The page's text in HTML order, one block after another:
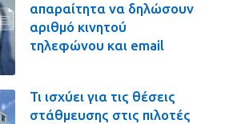
απαραίτητα να δηλώσουν
αριθμό κινητού
τηλεφώνου και email
Τι ισχύει για τις θέσεις
στάθμευσης στις πιλοτές